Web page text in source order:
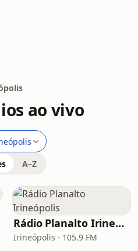
ao vivo
A–Z
Rádio Planalto Irineópolis
Irineópolis · 105.9 FM